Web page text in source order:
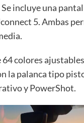
incluye una
5. Ambas
colores
la palanca tipo
y PowerShot.